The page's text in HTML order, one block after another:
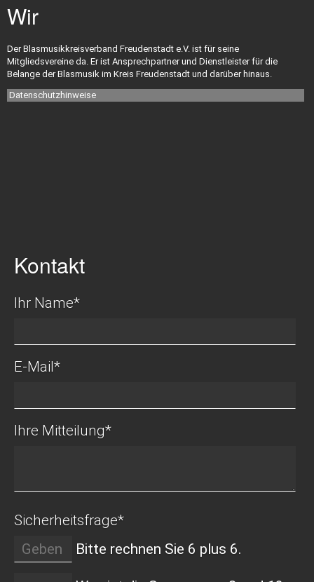
Versicherungen
Ehrungen
Wir
Der Blasmusikkreisverband Freudenstadt e.V. ist für seine
Mitgliedsvereine da. Er ist Ansprechpartner und Dienstleister für die
Belange der Blasmusik im Kreis Freudenstadt und darüber hinaus.
Datenschutzhinweise
Kontakt
Ihr Name*
E-Mail*
Ihre Mitteilung*
Sicherheitsfrage*
Bitte rechnen Sie 6 plus 6.